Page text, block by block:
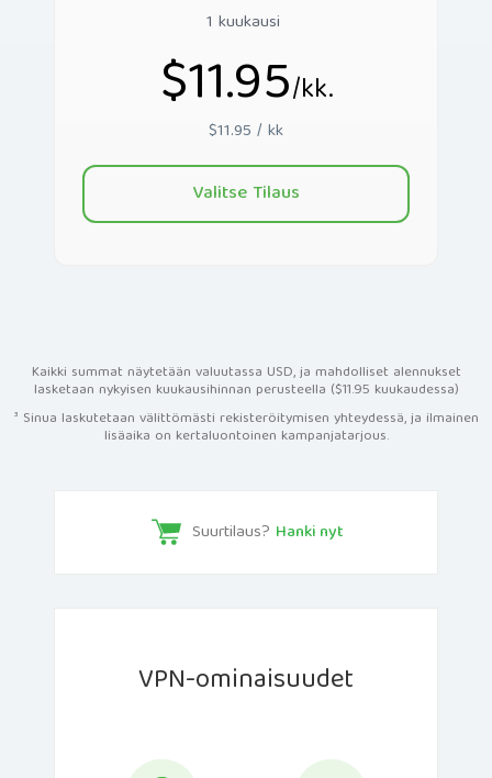
1 kuukausi
$11.95/kk.
$11.95 / kk
Valitse Tilaus
Kaikki summat näytetään valuutassa USD, ja mahdolliset alennukset
lasketaan nykyisen kuukausihinnan perusteella ($11.95 kuukaudessa)
³ Sinua laskutetaan välittömästi rekisteröitymisen yhteydessä, ja ilmainen
lisäaika on kertaluontoinen kampanjatarjous.
Suurtilaus? Hanki nyt
VPN-ominaisuudet